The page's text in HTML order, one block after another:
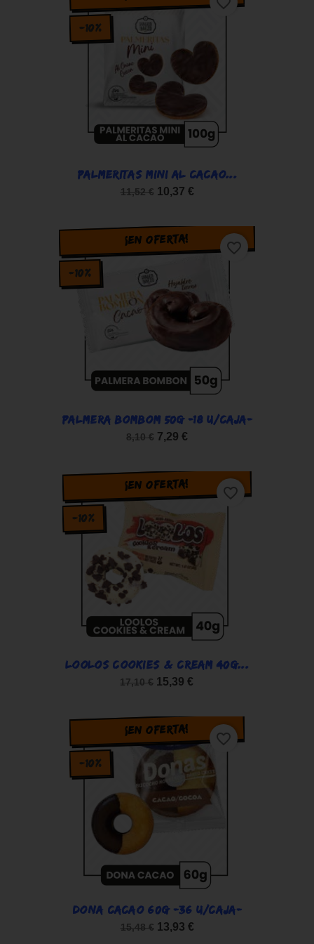
PALMERITAS MINI AL CACAO...
11,52 € 10,37 €
-10%
PALMERA BOMBOM 50G -18 U/CAJA-
8,10 € 7,29 €
¡EN OFERTA!
-10%
favorite_border
LOOLOS COOKIES & CREAM 40G...
17,10 € 15,39 €
¡EN OFERTA!
-10%
favorite_border
DONA CACAO 60G -36 U/CAJA-
15,48 € 13,93 €
¡EN OFERTA!
-10%
favorite_border